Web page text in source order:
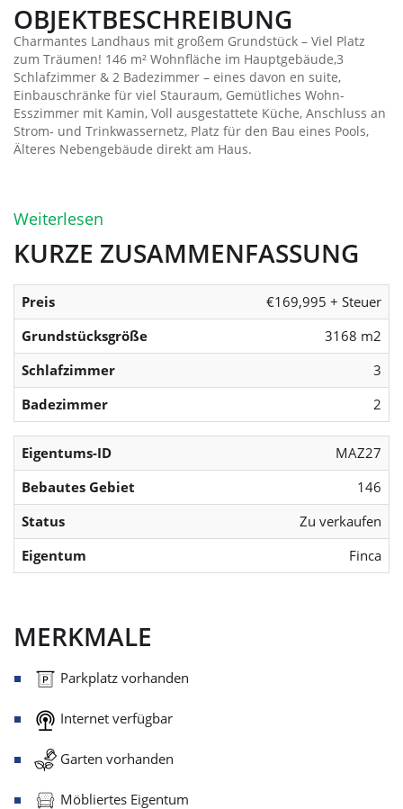
OBJEKTBESCHREIBUNG
Charmantes Landhaus mit großem Grundstück – Viel Platz
zum Träumen! 146 m² Wohnfläche im Hauptgebäude,3
Schlafzimmer & 2 Badezimmer – eines davon en suite,
Einbauschränke für viel Stauraum, Gemütliches Wohn-
Esszimmer mit Kamin, Voll ausgestattete Küche, Anschluss an
Strom- und Trinkwassernetz, Platz für den Bau eines Pools,
Älteres Nebengebäude direkt am Haus.
Weiterlesen
KURZE ZUSAMMENFASSUNG
Preis
€169,995 + Steuer
Grundstücksgröße
3168 m2
Schlafzimmer
3
Badezimmer
2
Eigentums-ID
MAZ27
Bebautes Gebiet
146
Status
Zu verkaufen
Eigentum
Finca
MERKMALE
Parkplatz vorhanden
Internet verfügbar
Garten vorhanden
Möbliertes Eigentum